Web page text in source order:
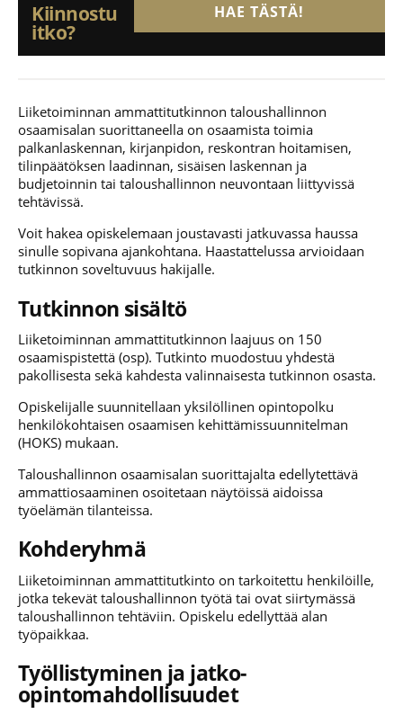
Kiinnostu
itko?
HAE TÄSTÄ!
Liiketoiminnan ammattitutkinnon taloushallinnon
osaamisalan suorittaneella on osaamista toimia
palkanlaskennan, kirjanpidon, reskontran hoitamisen,
tilinpäätöksen laadinnan, sisäisen laskennan ja
budjetoinnin tai taloushallinnon neuvontaan liittyvissä
tehtävissä.
Voit hakea opiskelemaan joustavasti jatkuvassa haussa
sinulle sopivana ajankohtana. Haastattelussa arvioidaan
tutkinnon soveltuvuus hakijalle.
Tutkinnon sisältö
Liiketoiminnan ammattitutkinnon laajuus on 150
osaamispistettä (osp). Tutkinto muodostuu yhdestä
pakollisesta sekä kahdesta valinnaisesta tutkinnon osasta.
Opiskelijalle suunnitellaan yksilöllinen opintopolku
henkilökohtaisen osaamisen kehittämissuunnitelman
(HOKS) mukaan.
Taloushallinnon osaamisalan suorittajalta edellytettävä
ammattiosaaminen osoitetaan näytöissä aidoissa
työelämän tilanteissa.
Kohderyhmä
Liiketoiminnan ammattitutkinto on tarkoitettu henkilöille,
jotka tekevät taloushallinnon työtä tai ovat siirtymässä
taloushallinnon tehtäviin. Opiskelu edellyttää alan
työpaikkaa.
Työllistyminen ja jatko-
opintomahdollisuudet